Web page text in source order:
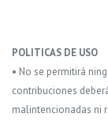
POLITICAS DE USO
• No se permitirá
contribuciones
malintencionadas ni